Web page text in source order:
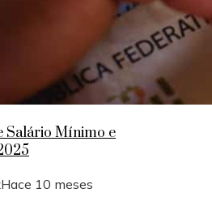
Salário Mínimo e
Hace 10 meses